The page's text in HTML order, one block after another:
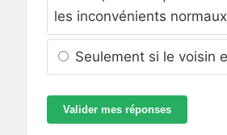
les inconvénients normaux
Seulement si le voisin
Valider mes réponses